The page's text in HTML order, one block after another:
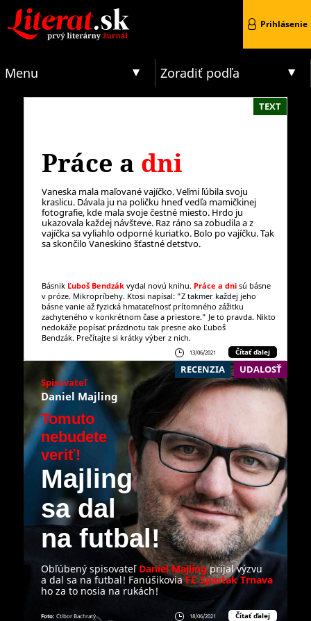
Menu Zoradiť podľa
Prihlásenie
TEXT
Práce a dni
Vaneska mala maľované vajíčko. Veľmi ľúbila svoju
kraslicu. Dávala ju na poličku hneď vedľa mamičkinej
fotografie, kde mala svoje čestné miesto. Hrdo ju
ukazovala každej návšteve. Raz ráno sa zobudila a z
vajíčka sa vyliahlo odporné kuriatko. Bolo po vajíčku. Tak
sa skončilo Vaneskino šťastné detstvo.
Básnik Ľuboš Bendzák vydal novú knihu. Práce a dni sú básne
v próze. Mikropríbehy. Ktosi napísal: "Z takmer každej jeho
básne vanie až fyzická hmatateľnosť prítomného zážitku
zachyteného v konkrétnom čase a priestore." Je to pravda. Nikto
nedokáže popísať prázdnotu tak presne ako Ľuboš
Bendzák. Prečítajte si krátky výber z nich.
13/06/2021 Čítať ďalej
RECENZIA
UDALOSŤ
Spisovateľ
Daniel Majling
Tomuto
nebudete
veriť!
Majling
sa dal
na futbal!
Obľúbený spisovateľ Daniel Majlingprijal výzvu
a dal sa na futbal! FanúšikoviaFC Spartak Trnava
ho za to nosia na rukách!
18/06/2021 Čítať ďalej
Foto: Ctibor Bachratý